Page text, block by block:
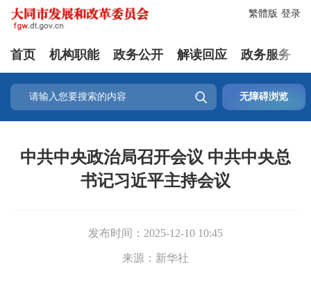
登录
繁體版
首页 机构职能 政务公开 解读回应 政务服务
 无障碍浏览
中共中央政治局召开会议 中共中央总
书记习近平主持会议
发布时间： 2025-12-10 10:45
来源： 新华社